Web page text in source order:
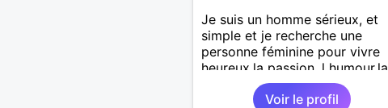
Je suis un homme sérieux, et
simple et je recherche une
personne féminine pour vivre
heureux,la passion, l humour,la
tendresse,,le bonheur d être a
deux main dans la main '
Voir le profil